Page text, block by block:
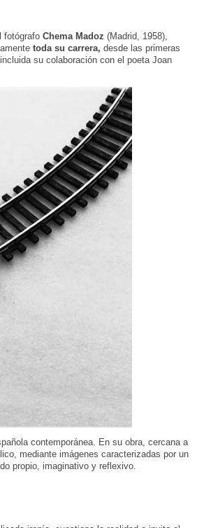
fotógrafo Chema Madoz (Madrid, 1958),
toda su carrera, desde las primeras
su colaboración con el poeta Joan
contemporánea. En su obra, cercana a
mediante imágenes caracterizadas por un
propio, imaginativo y reflexivo.